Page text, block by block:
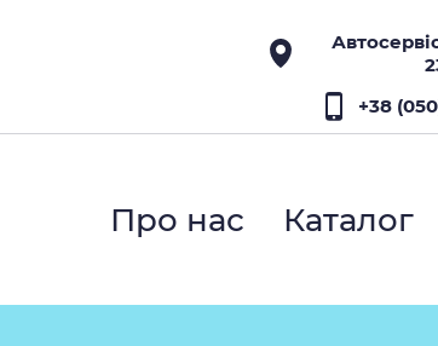
+38
Про нас Каталог